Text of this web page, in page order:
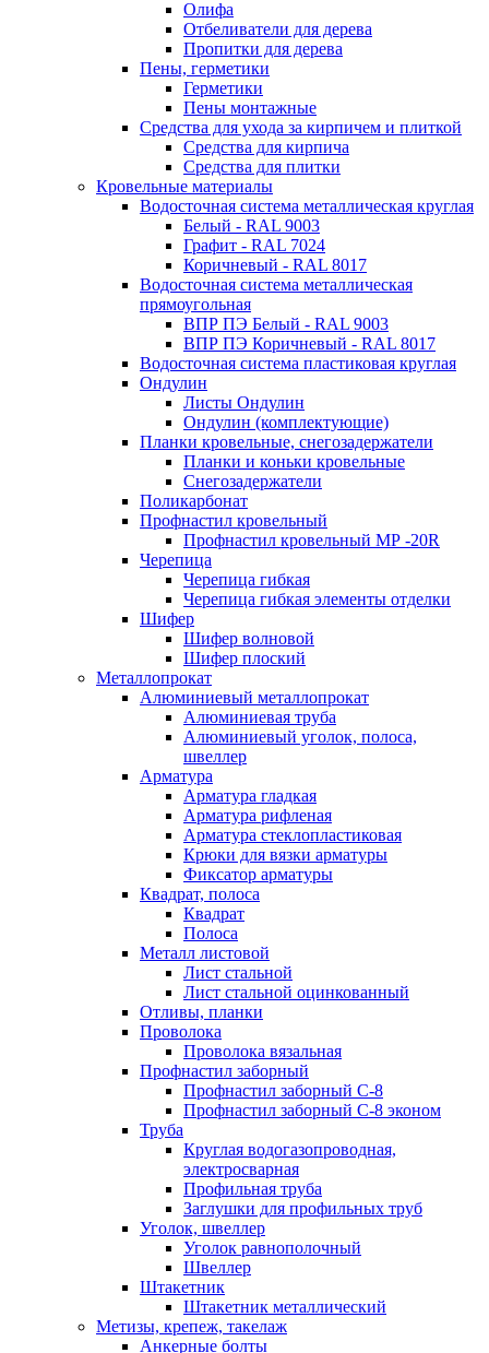
Олифа
Отбеливатели для дерева
Пропитки для дерева
Пены, герметики
Герметики
Пены монтажные
Средства для ухода за кирпичем и плиткой
Средства для кирпича
Средства для плитки
Кровельные материалы
Водосточная система металлическая круглая
Белый - RAL 9003
Графит - RAL 7024
Коричневый - RAL 8017
Водосточная система металлическая
прямоугольная
ВПР ПЭ Белый - RAL 9003
ВПР ПЭ Коричневый - RAL 8017
Водосточная система пластиковая круглая
Ондулин
Листы Ондулин
Ондулин (комплектующие)
Планки кровельные, снегозадержатели
Планки и коньки кровельные
Снегозадержатели
Поликарбонат
Профнастил кровельный
Профнастил кровельный МР -20R
Черепица
Черепица гибкая
Черепица гибкая элементы отделки
Шифер
Шифер волновой
Шифер плоский
Металлопрокат
Алюминиевый металлопрокат
Алюминиевая труба
Алюминиевый уголок, полоса,
швеллер
Арматура
Арматура гладкая
Арматура рифленая
Арматура стеклопластиковая
Крюки для вязки арматуры
Фиксатор арматуры
Квадрат, полоса
Квадрат
Полоса
Металл листовой
Лист стальной
Лист стальной оцинкованный
Отливы, планки
Проволока
Проволока вязальная
Профнастил заборный
Профнастил заборный С-8
Профнастил заборный С-8 эконом
Труба
Круглая водогазопроводная,
электросварная
Профильная труба
Заглушки для профильных труб
Уголок, швеллер
Уголок равнополочный
Швеллер
Штакетник
Штакетник металлический
Метизы, крепеж, такелаж
Анкерные болты